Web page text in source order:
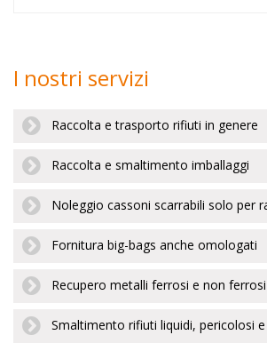
I nostri servizi
Raccolta e trasporto rifiuti in genere
Raccolta e smaltimento imballaggi
Noleggio cassoni scarrabili solo per
Fornitura big-bags anche omologati
Recupero metalli ferrosi e non ferrosi
Smaltimento rifiuti liquidi, pericolosi